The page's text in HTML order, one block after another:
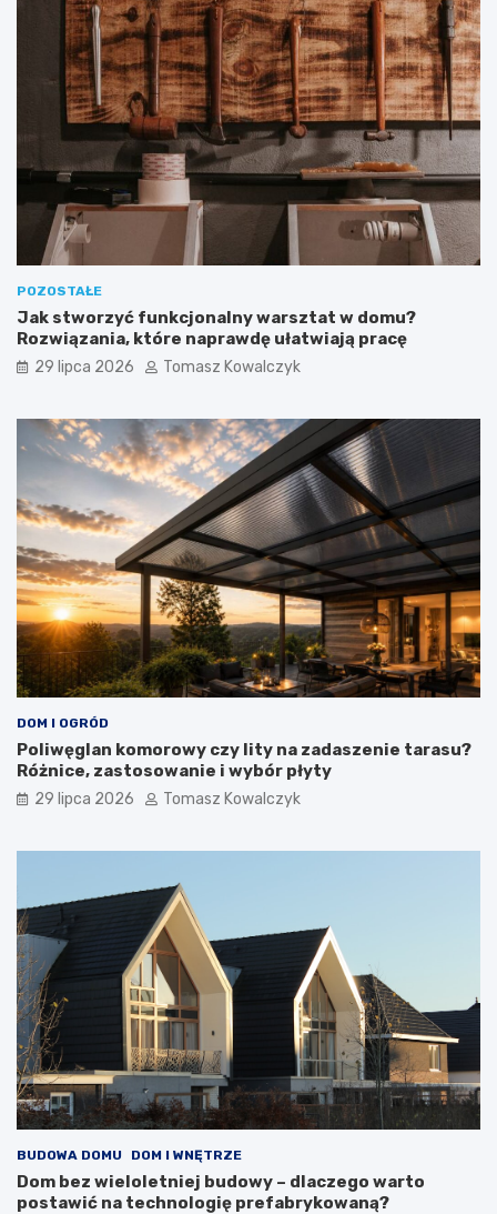
POZOSTAŁE
Jak stworzyć funkcjonalny warsztat w domu?
Rozwiązania, które naprawdę ułatwiają pracę
29 lipca 2026 Tomasz Kowalczyk
DOM I OGRÓD
Poliwęglan komorowy czy lity na zadaszenie tarasu?
Różnice, zastosowanie i wybór płyty
29 lipca 2026 Tomasz Kowalczyk
BUDOWA DOMU DOM I WNĘTRZE
Dom bez wieloletniej budowy – dlaczego warto
postawić na technologię prefabrykowaną?